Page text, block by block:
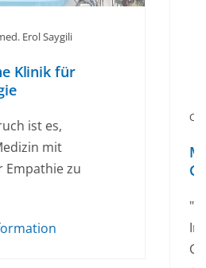
Dr. med. Heinrich Franz
Klinik für
Medizin und